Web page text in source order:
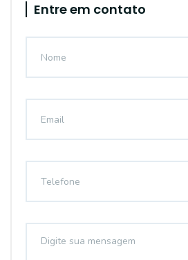
Entre em contato